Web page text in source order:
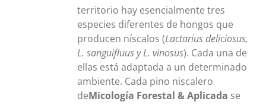
territorio hay esencialmente tres
especies diferentes de hongos que
producen níscalos (Lactarius deliciosus,
L. sanguifluus y L. vinosus). Cada una de
ellas está adaptada a un determinado
ambiente. Cada pino niscalero
deMicología Forestal & Aplicada se